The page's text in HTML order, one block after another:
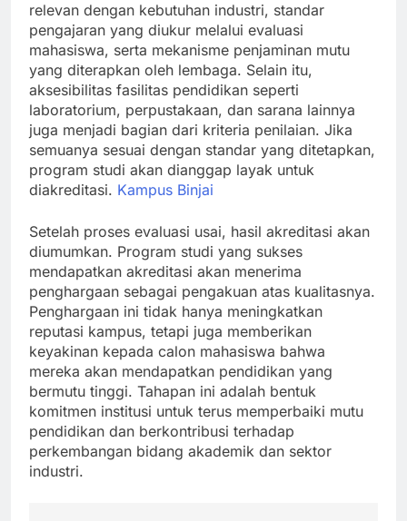
relevan dengan kebutuhan industri, standar
pengajaran yang diukur melalui evaluasi
mahasiswa, serta mekanisme penjaminan mutu
yang diterapkan oleh lembaga. Selain itu,
aksesibilitas fasilitas pendidikan seperti
laboratorium, perpustakaan, dan sarana lainnya
juga menjadi bagian dari kriteria penilaian. Jika
semuanya sesuai dengan standar yang ditetapkan,
program studi akan dianggap layak untuk
diakreditasi. Kampus Binjai
Setelah proses evaluasi usai, hasil akreditasi akan
diumumkan. Program studi yang sukses
mendapatkan akreditasi akan menerima
penghargaan sebagai pengakuan atas kualitasnya.
Penghargaan ini tidak hanya meningkatkan
reputasi kampus, tetapi juga memberikan
keyakinan kepada calon mahasiswa bahwa
mereka akan mendapatkan pendidikan yang
bermutu tinggi. Tahapan ini adalah bentuk
komitmen institusi untuk terus memperbaiki mutu
pendidikan dan berkontribusi terhadap
perkembangan bidang akademik dan sektor
industri.